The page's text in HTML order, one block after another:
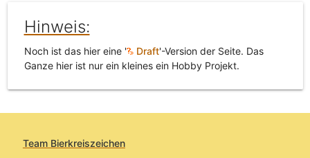
Hinweis:
Noch ist das hier eine ' Draft'-Version der Seite. Das
Ganze hier ist nur ein kleines ein Hobby Projekt.
Team Bierkreiszeichen